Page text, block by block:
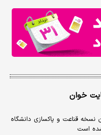
خوان
قناعت و پاکسازی دانشگاه
است